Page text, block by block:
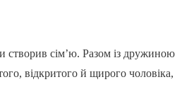
створив сім’ю. Разом із дружиною
відкритого й щирого чоловіка,